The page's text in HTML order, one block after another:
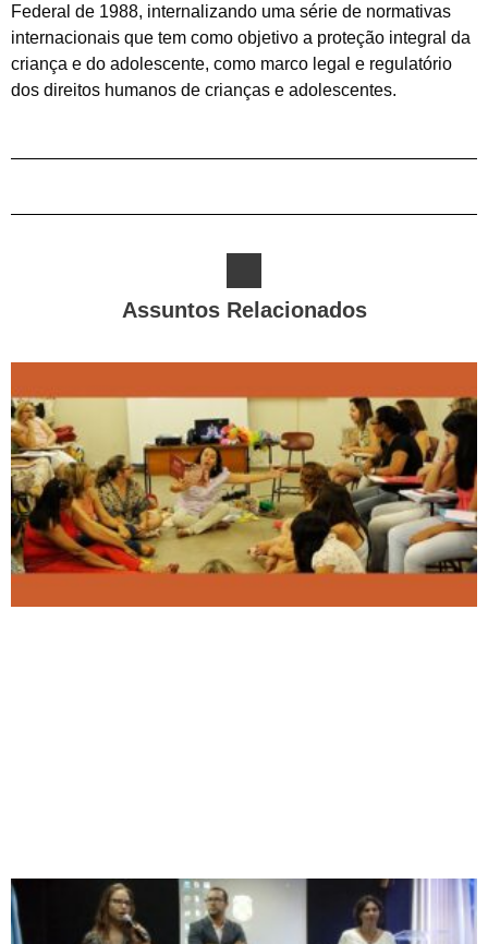
Federal de 1988, internalizando uma série de normativas
internacionais que tem como objetivo a proteção integral da
criança e do adolescente, como marco legal e regulatório
dos direitos humanos de crianças e adolescentes.
Assuntos Relacionados